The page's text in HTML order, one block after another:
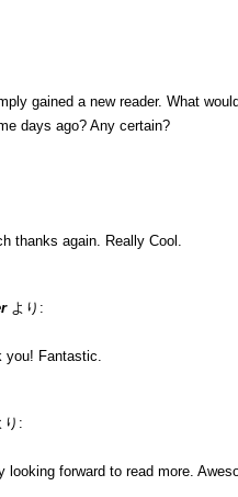
gained a new reader. What
days ago? Any certain?
thanks again. Really Cool.
より:
Fantastic.
り:
forward to read more.